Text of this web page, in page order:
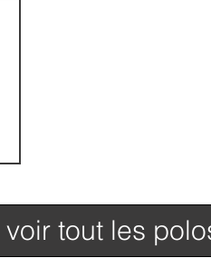
tout les